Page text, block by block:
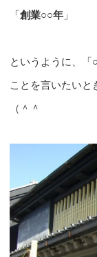
「創業○○年 」
というように、「
ことを言いたいと
（＾＾